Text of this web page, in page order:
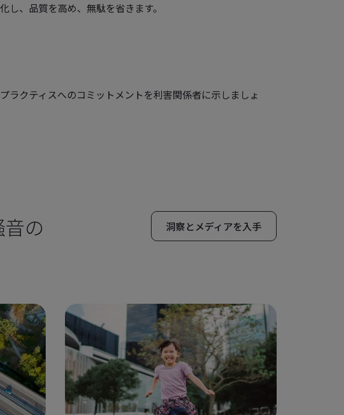
し、品質を高め、無駄を省きます。
ラクティスへのコミットメントを利害関係者に示しましょ
の
洞察とメディアを入手